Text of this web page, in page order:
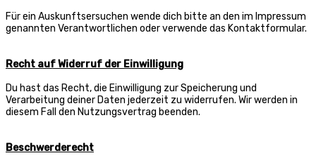
Für ein Auskunftsersuchen wende dich bitte an den im Impressum
genannten Verantwortlichen oder verwende das Kontaktformular.
Recht auf Widerruf der Einwilligung
Du hast das Recht, die Einwilligung zur Speicherung und
Verarbeitung deiner Daten jederzeit zu widerrufen. Wir werden in
diesem Fall den Nutzungsvertrag beenden.
Beschwerderecht